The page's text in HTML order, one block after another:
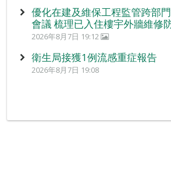
優化在建及維保工程監管跨部
會議 梳理已入住樓宇外牆維修
2026年8月7日 19:12
衛生局接獲1例流感重症報告
2026年8月7日 19:08